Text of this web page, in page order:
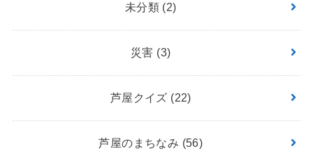
未分類 (2)
災害 (3)
芦屋クイズ (22)
芦屋のまちなみ (56)